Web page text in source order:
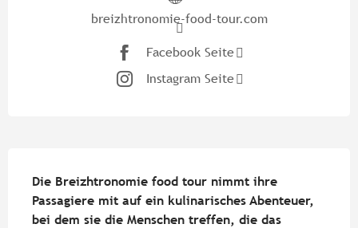
breizhtronomie-food-tour.com
Facebook Seite
Instagram Seite
Die Breizhtronomie food tour nimmt ihre
Passagiere mit auf ein kulinarisches Abenteuer,
bei dem sie die Menschen treffen, die das